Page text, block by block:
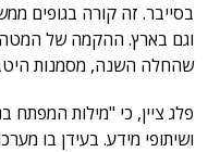
בסייבר. זה קורה בגופים
וגם בארץ. ההקמה של המטה
שהחלה השנה, מסמנות
פלג ציין, כי "מילות המפתח
ושיתופי מידע. בעידן בו